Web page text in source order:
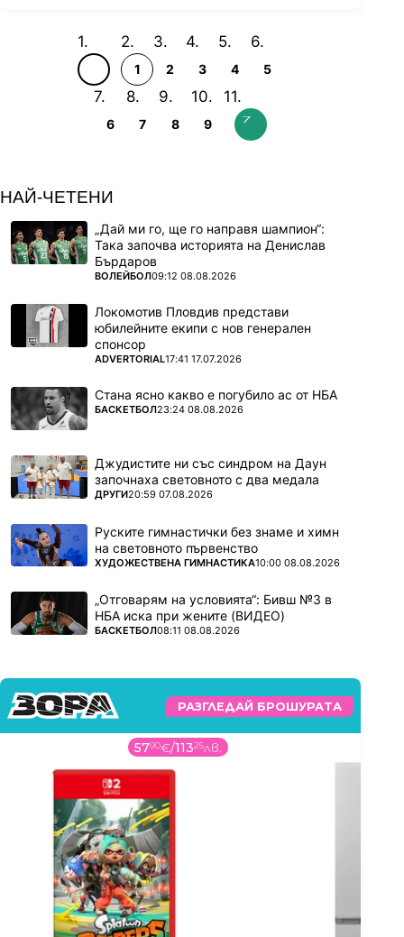
1 2 3 4 5
6 7 8 9
НАЙ-ЧЕТЕНИ
„Дай ми го, ще го направя шампион“:
Така започва историята на Денислав
Бърдаров
ПОВЕЧЕ ОТ
ВОЛЕЙБОЛ09:12 08.08.2026
Локомотив Пловдив представи
юбилейните екипи с нов генерален
спонсор
ПОВЕЧЕ ОТ
ADVERTORIAL17:41 17.07.2026
Стана ясно какво е погубило ас от НБА
ПОВЕЧЕ ОТ
БАСКЕТБОЛ23:24 08.08.2026
Джудистите ни със синдром на Даун
започнаха световното с два медала
ПОВЕЧЕ ОТ
ДРУГИ20:59 07.08.2026
Руските гимнастички без знаме и химн
на световното първенство
ПОВЕЧЕ ОТ
ХУДОЖЕСТВЕНА ГИМНАСТИКА10:00 08.08.2026
„Отговарям на условията“: Бивш №3 в
НБА иска при жените (ВИДЕО)
ПОВЕЧЕ ОТ
БАСКЕТБОЛ08:11 08.08.2026
РАЗГЛЕДАЙ БРОШУРАТА
5790€/11325лв.